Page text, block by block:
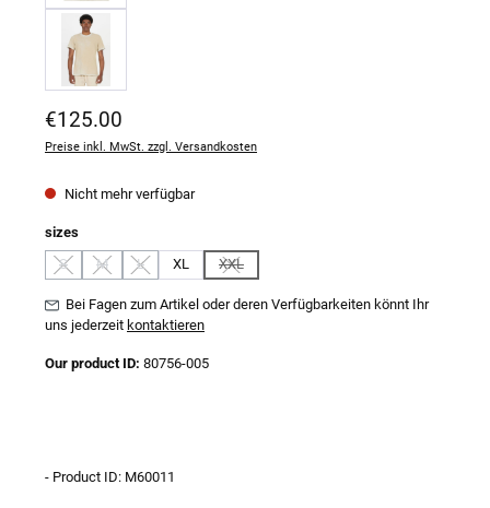
Regulärer Preis:
€125.00
Preise inkl. MwSt. zzgl. Versandkosten
Nicht mehr verfügbar
sizesauswählen
S
(Diese Option ist zurzeit nicht verfügbar.)
M
(Diese Option ist zurzeit nicht verfügbar.)
L
(Diese Option ist zurzeit nicht verfügbar.)
XL XXL
(Diese Option ist zurzeit nicht verfügbar.)
Bei Fagen zum Artikel oder deren Verfügbarkeiten könnt Ihr
uns jederzeit kontaktieren
Our product ID: 80756-005
- Product ID: M60011